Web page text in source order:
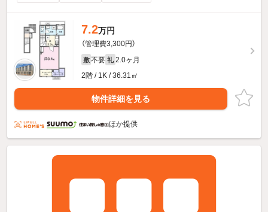
7.2万円
（管理費3,300円）
敷 不要 礼 2.0ヶ月
2階 / 1K / 36.31㎡
物件詳細を見る
ほか提供